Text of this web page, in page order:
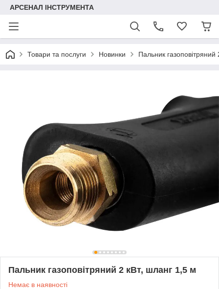
АРСЕНАЛ ІНСТРУМЕНТА
Товари та послуги Новинки Пальник
Пальник газоповітряний 2 кВт, шланг 1,5 м
Немає в наявності